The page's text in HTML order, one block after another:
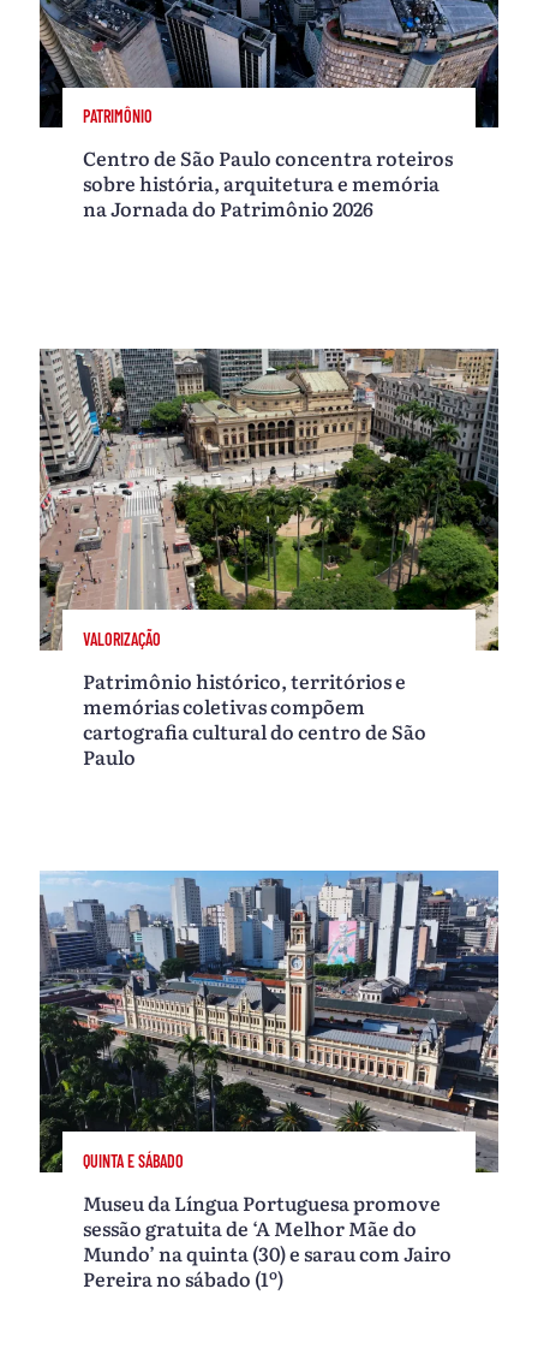
PATRIMÔNIO
Centro de São Paulo concentra roteiros
sobre história, arquitetura e memória
na Jornada do Patrimônio 2026
VALORIZAÇÃO
Patrimônio histórico, territórios e
memórias coletivas compõem
cartografia cultural do centro de São
Paulo
QUINTA E SÁBADO
Museu da Língua Portuguesa promove
sessão gratuita de ‘A Melhor Mãe do
Mundo’ na quinta (30) e sarau com Jairo
Pereira no sábado (1º)